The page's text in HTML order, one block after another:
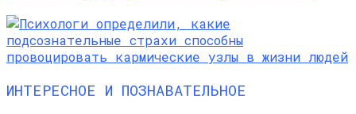
ИНТЕРЕСНОЕ И ПОЗНАВАТЕЛЬНОЕ